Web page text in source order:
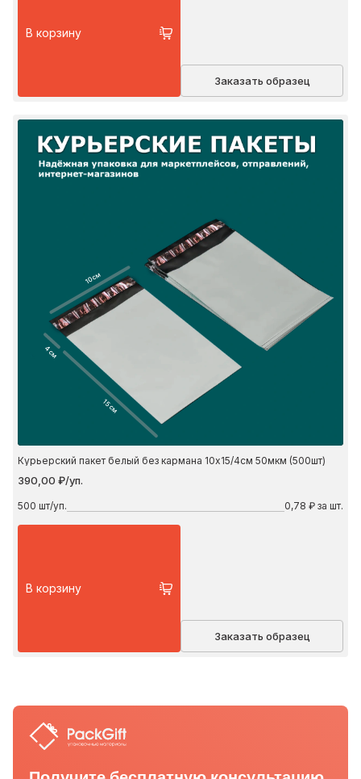
В корзину
Заказать образец
10 см
4 см
15 см
Курьерский пакет белый без кармана 10х15/4см 50мкм (500шт)
390,00 ₽/уп.
500 шт/уп. 0,78 ₽ за шт.
В корзину
Заказать образец